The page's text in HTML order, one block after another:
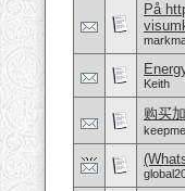
På
Keith
购买